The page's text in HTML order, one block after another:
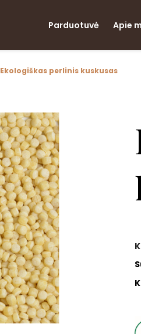
Parduotuvė Apie
Ekologiškas perlinis kuskusas